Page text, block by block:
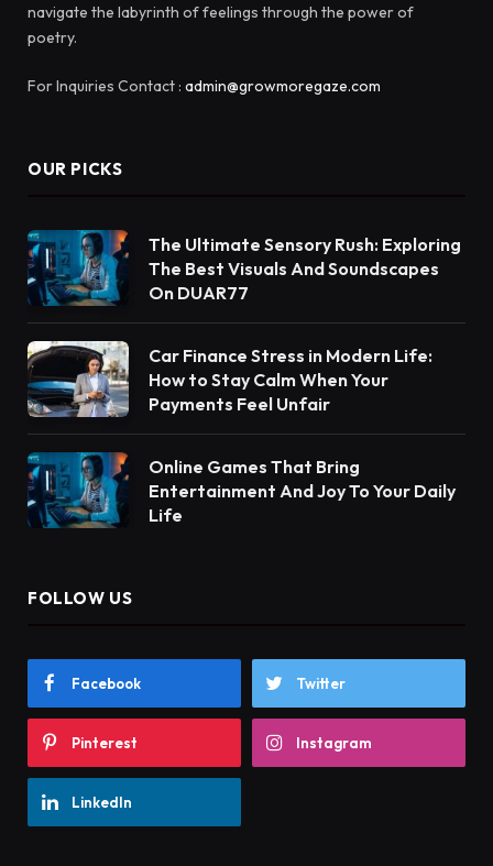
navigate the labyrinth of feelings through the power of
poetry.
For Inquiries Contact : admin@growmoregaze.com
OUR PICKS
The Ultimate Sensory Rush: Exploring
The Best Visuals And Soundscapes
On DUAR77
Car Finance Stress in Modern Life:
How to Stay Calm When Your
Payments Feel Unfair
Online Games That Bring
Entertainment And Joy To Your Daily
Life
FOLLOW US
Facebook Twitter
Pinterest Instagram
LinkedIn